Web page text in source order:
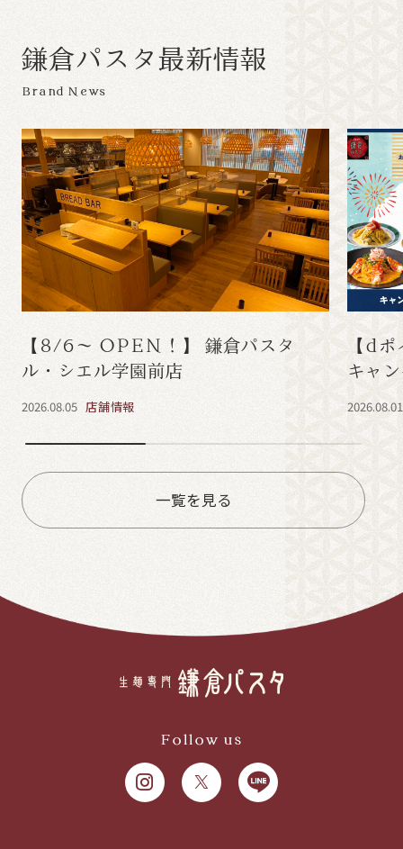
鎌倉パ ス タ最新情報
Brand News
【8/6～ OPEN！】 鎌倉パスタ
ル・シエル学園前店
2026.08.05 店舗情報
【d
キャ
2026.08.01
一覧を見る
Follow us